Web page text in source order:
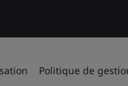
Politique de